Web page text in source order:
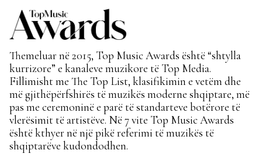
Themeluar në 2015, Top Music Awards është “shtylla
kurrizore” e kanaleve muzikore të Top Media.
Fillimisht me The Top List, klasifikimin e vetëm dhe
më gjithëpërfshirës të muzikës moderne shqiptare, më
pas me ceremoninë e parë të standarteve botërore të
vlerësimit të artistëve. Në 7 vite Top Music Awards
është kthyer në një pikë referimi të muzikës të
shqiptarëve kudondodhen.